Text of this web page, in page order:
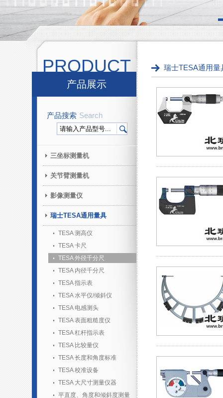
PRODUCT
产品展示
产品搜索 Search
三坐标测量机
关节臂测量机
影像测量仪
瑞士TESA通用量具
TESA 测高仪
TESA 卡尺
TESA 外径千分尺
TESA 内径千分尺
TESA 指示表
TESA 水平仪/倾斜仪
TESA 电感测头
TESA 表面粗糙度仪
TESA 杠杆指示表
TESA 比较量仪
TESA 长度和角度标准
TESA 校准设备
TESA 大尺寸测量仪器
平直度、角度和倾斜度测量
瑞士TESA通用量